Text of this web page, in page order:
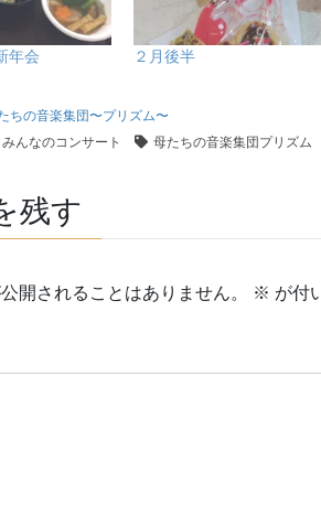
年会 ２月後半
ちの音楽集団〜プリズム〜
みんなのコンサート 母たちの音楽集団プリズム
残す
開されることはありません。 ※ が付